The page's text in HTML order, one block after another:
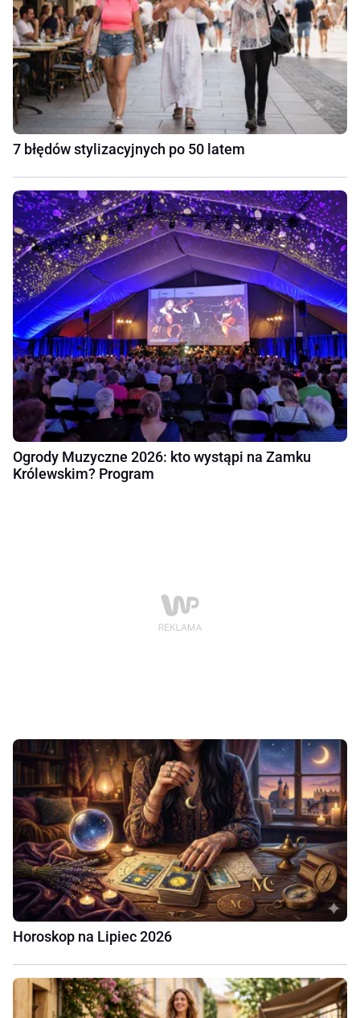
7 błędów stylizacyjnych po 50 latem
Ogrody Muzyczne 2026: kto wystąpi na Zamku
Królewskim? Program
Horoskop na Lipiec 2026